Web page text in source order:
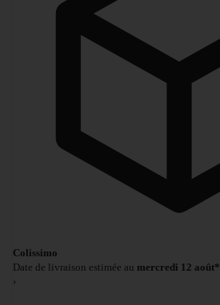
Colissimo
Date de livraison estimée au mercredi 12 août*
›